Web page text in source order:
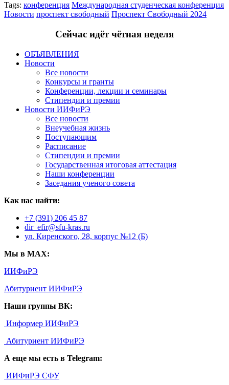
Tags: конференция Международная студенческая конференция
Новости проспект свободный Проспект Свободный 2024
Сейчас идёт чётная неделя
ОБЪЯВЛЕНИЯ
Новости
Все новости
Конкурсы и гранты
Конференции, лекции и семинары
Стипендии и премии
Новости ИИФиРЭ
Все новости
Внеучебная жизнь
Поступающим
Расписание
Стипендии и премии
Государственная итоговая аттестация
Наши конференции
Заседания ученого совета
Как нас найти:
+7 (391) 206 45 87
dir_efir@sfu-kras.ru
ул. Киренского, 28, корпус №12 (Б)
Мы в MAX:
ИИФиРЭ
Абитуриент ИИФиРЭ
Наши группы ВК:
Информер ИИФиРЭ
Абитуриент ИИФиРЭ
А еще мы есть в Telegram:
ИИФиРЭ СФУ